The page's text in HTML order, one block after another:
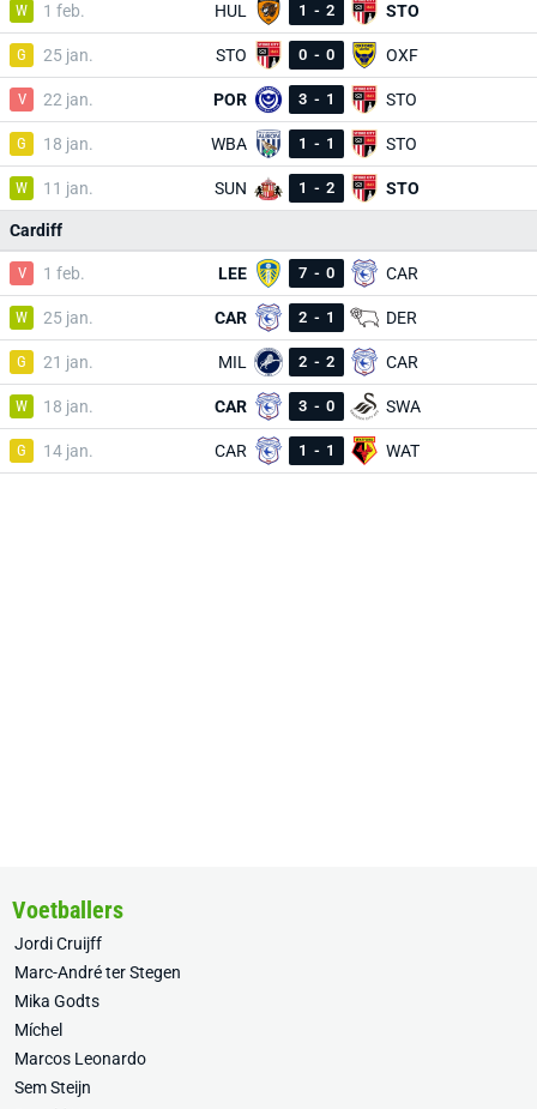
W 1 feb. HUL 1 - 2 STO
G 25 jan. STO 0 - 0 OXF
V 22 jan. POR 3 - 1 STO
G 18 jan. WBA 1 - 1 STO
W 11 jan. SUN 1 - 2 STO
Cardiff
V 1 feb. LEE 7 - 0 CAR
W 25 jan. CAR 2 - 1 DER
G 21 jan. MIL 2 - 2 CAR
W 18 jan. CAR 3 - 0 SWA
G 14 jan. CAR 1 - 1 WAT
Voetballers
Jordi Cruijff
Marc-André ter Stegen
Mika Godts
Míchel
Marcos Leonardo
Sem Steijn